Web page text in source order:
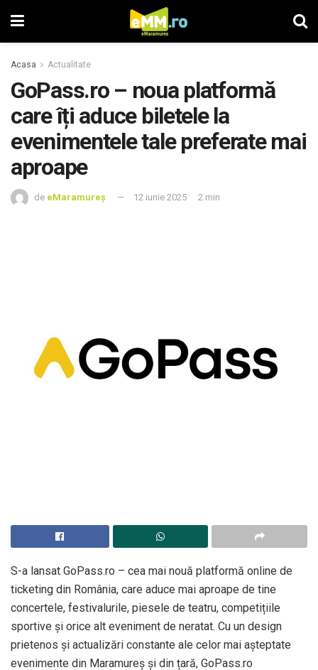
Acasa Actualitate
GoPass.ro – noua platformă
care îți aduce biletele la
evenimentele tale preferate mai
aproape
de eMaramureș 12 iunie 2025 2 min
S-a lansat GoPass.ro – cea mai nouă platformă online de
ticketing din România, care aduce mai aproape de tine
concertele, festivalurile, piesele de teatru, competițiile
sportive și orice alt eveniment de neratat. Cu un design
prietenos și actualizări constante ale celor mai așteptate
evenimente din Maramureș și din țară, GoPass.ro